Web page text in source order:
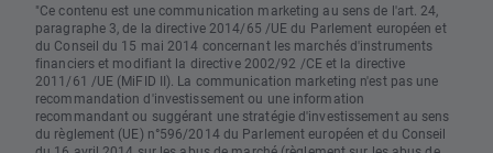
"Ce contenu est une communication marketing au sens de l'art. 24,
paragraphe 3, de la directive 2014/65 /UE du Parlement européen et
du Conseil du 15 mai 2014 concernant les marchés d'instruments
financiers et modifiant la directive 2002/92 /CE et la directive
2011/61 /UE (MiFID II). La communication marketing n'est pas une
recommandation d'investissement ou une information
recommandant ou suggérant une stratégie d'investissement au sens
du règlement (UE) n°596/2014 du Parlement européen et du Conseil